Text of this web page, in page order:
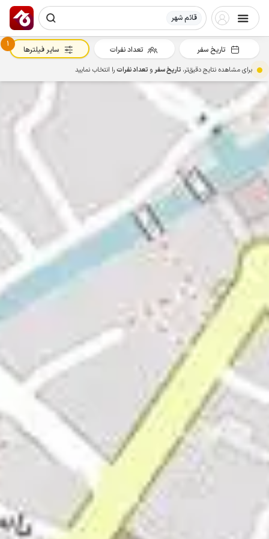
قائم شهر
تاریخ سفر تعداد نفرات
1
سایر فیلترها
برای مشاهده نتایج دقیق‌تر، تاریخ سفرو تعداد نفراترا انتخاب نمایید